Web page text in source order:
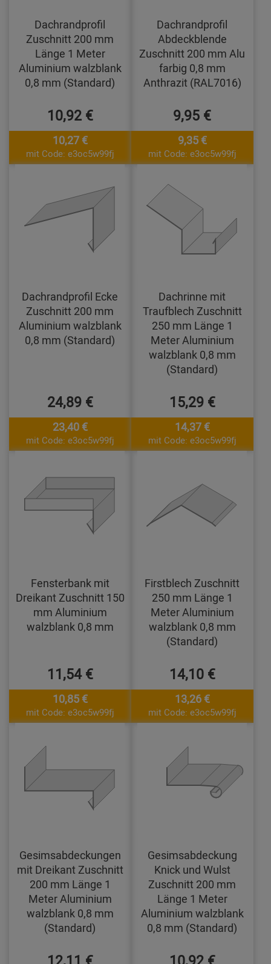
Dachrandprofil
Zuschnitt 200 mm
Länge 1 Meter
Aluminium walzblank
0,8 mm (Standard)
10,92 €
10,27 €
mit Code: e3oc5w99fj
Dachrandprofil
Abdeckblende
Zuschnitt 200 mm Alu
farbig 0,8 mm
Anthrazit (RAL7016)
9,95 €
9,35 €
mit Code: e3oc5w99fj
Dachrandprofil Ecke
Zuschnitt 200 mm
Aluminium walzblank
0,8 mm (Standard)
24,89 €
23,40 €
mit Code: e3oc5w99fj
Dachrinne mit
Traufblech Zuschnitt
250 mm Länge 1
Meter Aluminium
walzblank 0,8 mm
(Standard)
15,29 €
14,37 €
mit Code: e3oc5w99fj
Fensterbank mit
Dreikant Zuschnitt 150
mm Aluminium
walzblank 0,8 mm
11,54 €
10,85 €
mit Code: e3oc5w99fj
Firstblech Zuschnitt
250 mm Länge 1
Meter Aluminium
walzblank 0,8 mm
(Standard)
14,10 €
13,26 €
mit Code: e3oc5w99fj
Gesimsabdeckungen
mit Dreikant Zuschnitt
200 mm Länge 1
Meter Aluminium
walzblank 0,8 mm
(Standard)
Gesimsabdeckung
Knick und Wulst
Zuschnitt 200 mm
Länge 1 Meter
Aluminium walzblank
0,8 mm (Standard)